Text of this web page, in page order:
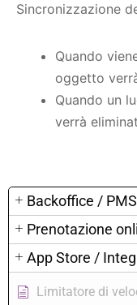
Backoffice / PMS
Prenotazione
App Store /
Limitatore di
Sincronizzazione
Quando
oggetto
Quando un
verrà